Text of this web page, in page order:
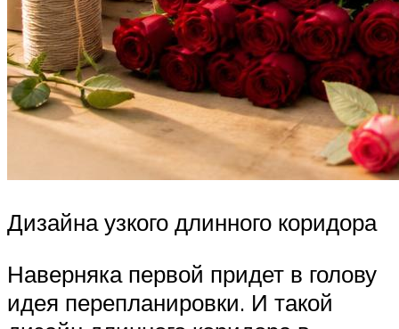
Дизайна узкого длинного коридора
Наверняка первой придет в голову
идея перепланировки. И такой